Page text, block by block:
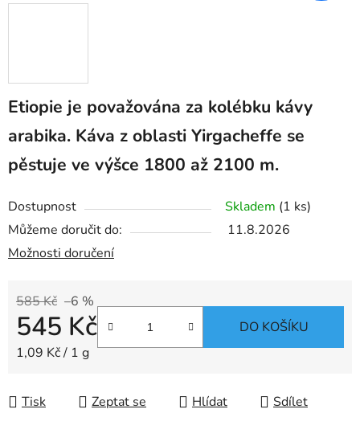
Etiopie je považována za kolébku kávy
arabika. Káva z oblasti Yirgacheffe se
pěstuje ve výšce 1800 až 2100 m.
Dostupnost Skladem (1 ks)
Můžeme doručit do:
11.8.2026
Možnosti doručení
585 Kč –6 %
545 Kč
Měrná cena:
1,09 Kč / 1 g
DO KOŠÍKU
Tisk Zeptat se Hlídat Sdílet